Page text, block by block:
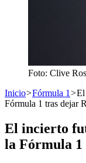
Foto: Clive
Inicio>Fórmula 1 >El
Fórmula 1 tras dejar
El incierto
la Fórmula